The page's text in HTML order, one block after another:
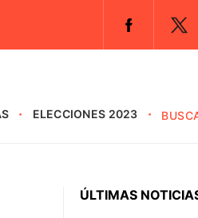
ELECCIONES 2023
ÚLTIMAS